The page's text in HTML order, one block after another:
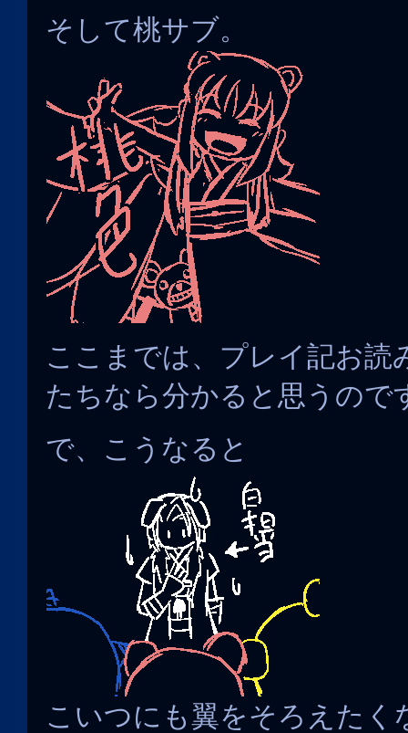
そして桃サブ。
ここまでは、プレイ記お読
たちなら分かると思うので
で、こうなると
こいつにも翼をそろえたく